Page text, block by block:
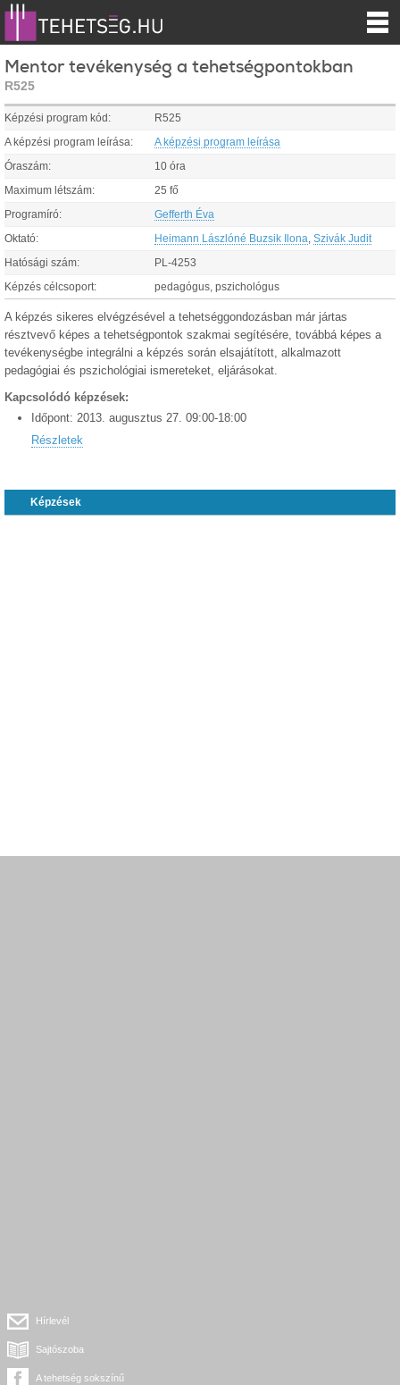
Mentor tevékenység a tehetségpontokban
R525
Képzési program kód: R525
A képzési program leírása: A képzési program leírása
Óraszám: 10 óra
Maximum létszám: 25 fő
Programíró: Gefferth Éva
Oktató: Heimann Lászlóné Buzsik Ilona Szivák Judit
Hatósági szám: PL-4253
Képzés célcsoport: pedagógus, pszichológus
A képzés sikeres elvégzésével a tehetséggondozásban már jártas
résztvevő képes a tehetségpontok szakmai segítésére, továbbá képes a
tevékenységbe integrálni a képzés során elsajátított, alkalmazott
pedagógiai és pszichológiai ismereteket, eljárásokat.
Kapcsolódó képzések:
Időpont: 2013. augusztus 27. 09:00-18:00
Részletek
Képzések
Hírlevél
Sajtószoba
A tehetség sokszínű